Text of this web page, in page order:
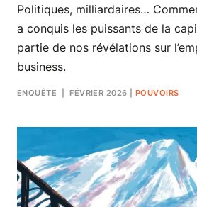
Politiques, milliardaires…
a conquis les puissants de la
partie de nos révélations sur
business.
ENQUÊTE | FÉVRIER 2026 POUVOIRS